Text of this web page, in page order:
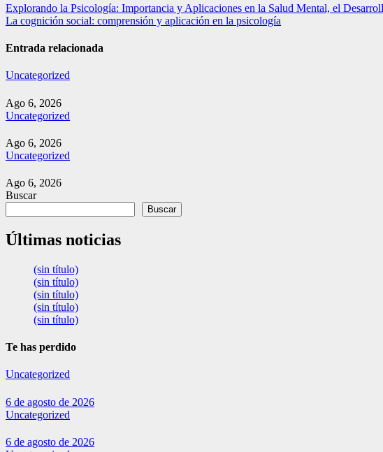
Navegación
de
entradas
Explorando la Psicología: Importancia y Aplicaciones en la Salud Mental, el
La cognición social: comprensión y aplicación en la psicología
Entrada relacionada
Uncategorized
Ago 6, 2026
Uncategorized
Ago 6, 2026
Uncategorized
Ago 6, 2026
Buscar
Buscar
Últimas noticias
(sin título)
(sin título)
(sin título)
(sin título)
(sin título)
Te has perdido
Uncategorized
6 de agosto de 2026
Uncategorized
6 de agosto de 2026